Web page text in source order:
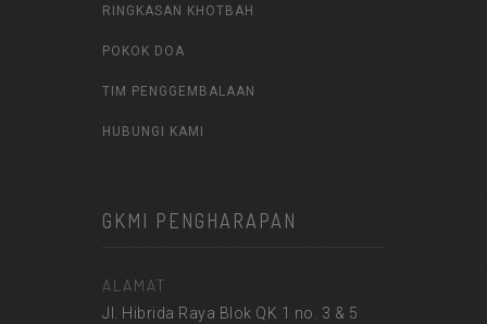
RINGKASAN KHOTBAH
POKOK DOA
TIM PENGGEMBALAAN
HUBUNGI KAMI
GKMI PENGHARAPAN
ALAMAT
Jl. Hibrida Raya Blok QK 1 no. 3 & 5